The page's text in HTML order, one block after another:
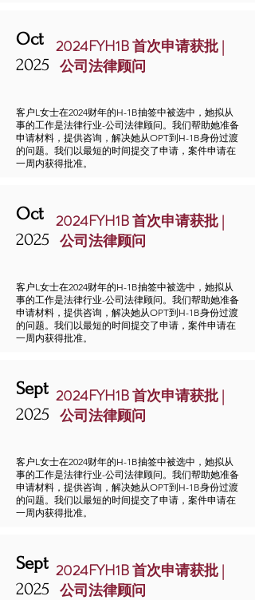
Oct
2025
2024FYH1B 首次申请获批 |
公司法律顾问
客户L女士在2024财年的H-1B抽签中被选中，她拟从
事的工作是法律行业-公司法律顾问。我们帮助她准备
申请材料，提供咨询，解决她从OPT到H-1B身份过渡
的问题。我们以最短的时间提交了申请，案件申请在
一周内获得批准。
Oct
2025
2024FYH1B 首次申请获批 |
公司法律顾问
客户L女士在2024财年的H-1B抽签中被选中，她拟从
事的工作是法律行业-公司法律顾问。我们帮助她准备
申请材料，提供咨询，解决她从OPT到H-1B身份过渡
的问题。我们以最短的时间提交了申请，案件申请在
一周内获得批准。
Sept
2025
2024FYH1B 首次申请获批 |
公司法律顾问
客户L女士在2024财年的H-1B抽签中被选中，她拟从
事的工作是法律行业-公司法律顾问。我们帮助她准备
申请材料，提供咨询，解决她从OPT到H-1B身份过渡
的问题。我们以最短的时间提交了申请，案件申请在
一周内获得批准。
Sept
2025
2024FYH1B 首次申请获批 |
公司法律顾问